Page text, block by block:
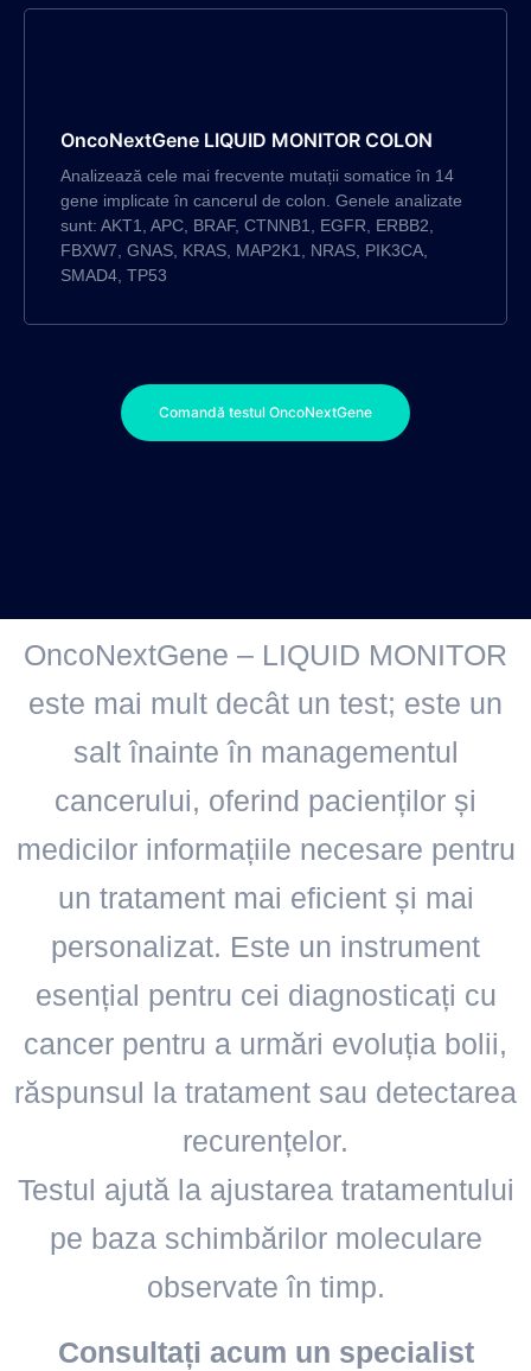
OncoNextGene LIQUID MONITOR COLON
Analizează cele mai frecvente mutații somatice în 14
gene implicate în cancerul de colon. Genele analizate
sunt: AKT1, APC, BRAF, CTNNB1, EGFR, ERBB2,
FBXW7, GNAS, KRAS, MAP2K1, NRAS, PIK3CA,
SMAD4, TP53
Comandă testul OncoNextGene
OncoNextGene – LIQUID MONITOR
este mai mult decât un test; este un
salt înainte în managementul
cancerului, oferind pacienților și
medicilor informațiile necesare pentru
un tratament mai eficient și mai
personalizat. Este un instrument
esențial pentru cei diagnosticați cu
cancer pentru a urmări evoluția bolii,
răspunsul la tratament sau detectarea
recurențelor.
Testul ajută la ajustarea tratamentului
pe baza schimbărilor moleculare
observate în timp.
Consultați acum un specialist